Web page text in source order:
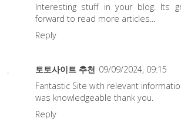
Interesting stuff in your blog. Its
forward to read more articles...
Reply
토토사이트 추천 09/09/2024, 09:15
Fantastic Site with relevant
was knowledgeable thank you.
Reply